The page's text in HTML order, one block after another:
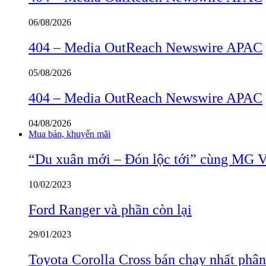
06/08/2026
404 – Media OutReach Newswire APAC
05/08/2026
404 – Media OutReach Newswire APAC
04/08/2026
Mua bán, khuyến mãi
“Du xuân mới – Đón lộc tới” cùng MG
10/02/2023
Ford Ranger và phần còn lại
29/01/2023
Toyota Corolla Cross bán chạy nhất